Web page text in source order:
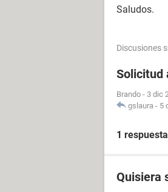
Saludos.
Discusiones
Solicitud
Brando - 3 dic
gslaura - 5
1 respuesta
Quisiera